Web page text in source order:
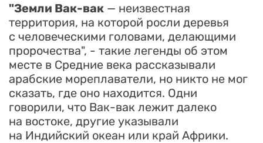
"Земли Вак-вак — неизвестная
территория, на которой росли деревья
с человеческими головами, делающими
пророчества", - такие легенды об этом
месте в Средние века рассказывали
арабские мореплаватели, но никто не мог
сказать, где оно находится. Одни
говорили, что Вак-вак лежит далеко
на востоке, другие указывали
на Индийский океан или край Африки.